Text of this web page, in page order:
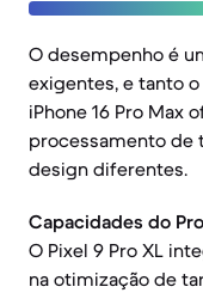
O desempenho é
exigentes, e tanto
iPhone 16 Pro Max
processamento de
design diferentes.
Capacidades do
O Pixel 9 Pro XL
na otimização de